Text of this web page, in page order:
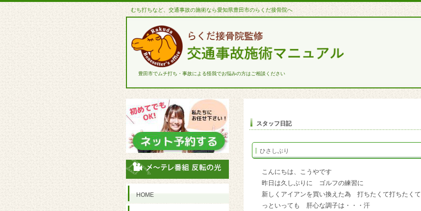
むち打ちなど、交通事故の施術なら愛知県豊田市のらくだ接骨院へ
豊田市でムチ打ち・事故による怪我でお悩みの方はご相談ください
スタッフ日記
ひさしぶり
こんにちは、こうやです
昨日は久しぶりに ゴルフの練習に
新しくアイアンを買い換えた為 打ちたくて打ちたくて
っといっても 肝心な調子は・・・汗
HOME